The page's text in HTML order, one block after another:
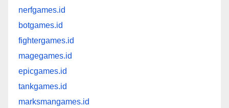
nerfgames.id
botgames.id
fightergames.id
magegames.id
epicgames.id
tankgames.id
marksmangames.id